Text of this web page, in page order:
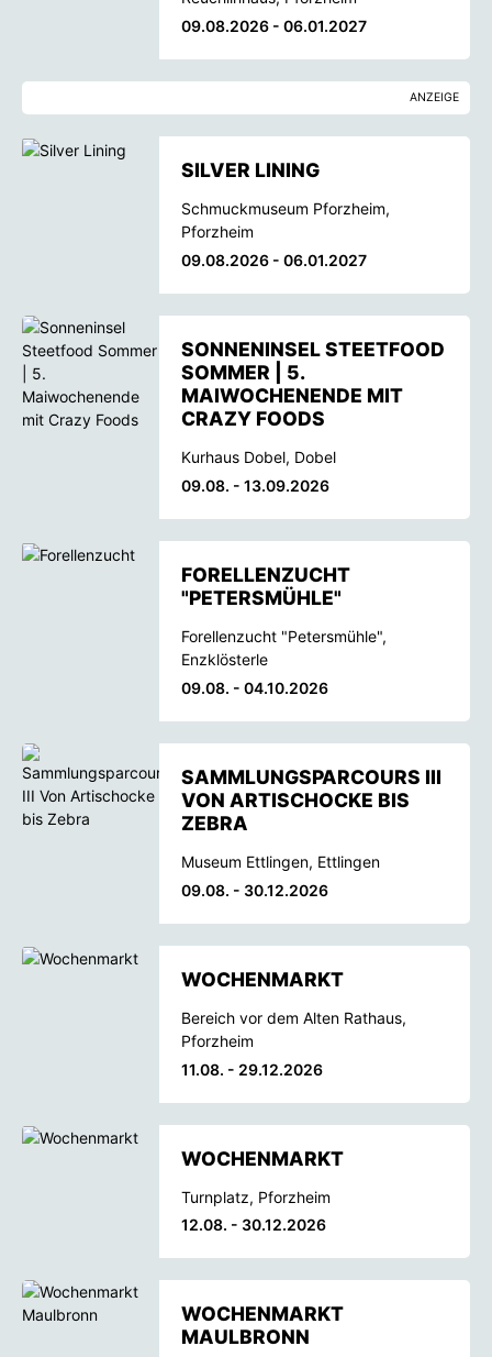
09.08.2026 - 06.01.2027
ANZEIGE
SILVER LINING
Schmuckmuseum Pforzheim,
Pforzheim
09.08.2026 - 06.01.2027
SONNENINSEL STEETFOOD
SOMMER | 5.
MAIWOCHENENDE MIT
CRAZY FOODS
Kurhaus Dobel, Dobel
09.08. - 13.09.2026
FORELLENZUCHT
"PETERSMÜHLE"
Forellenzucht "Petersmühle",
Enzklösterle
09.08. - 04.10.2026
SAMMLUNGSPARCOURS III
VON ARTISCHOCKE BIS
ZEBRA
Museum Ettlingen, Ettlingen
09.08. - 30.12.2026
WOCHENMARKT
Bereich vor dem Alten Rathaus,
Pforzheim
11.08. - 29.12.2026
WOCHENMARKT
Turnplatz, Pforzheim
12.08. - 30.12.2026
WOCHENMARKT
MAULBRONN